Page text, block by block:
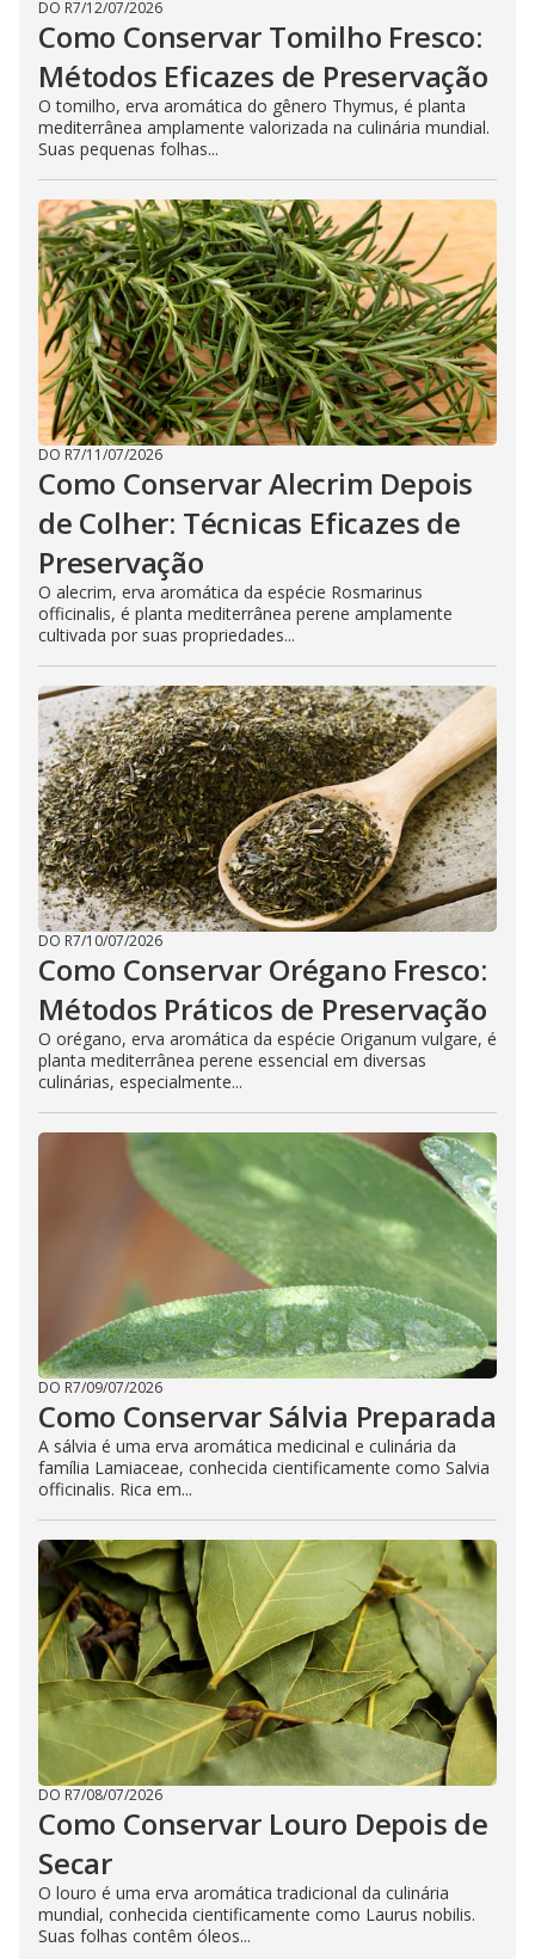
DO R7/12/07/2026
Como Conservar Tomilho Fresco:
Métodos Eficazes de Preservação
O tomilho, erva aromática do gênero Thymus, é planta
mediterrânea amplamente valorizada na culinária mundial.
Suas pequenas folhas...
DO R7/11/07/2026
Como Conservar Alecrim Depois
de Colher: Técnicas Eficazes de
Preservação
O alecrim, erva aromática da espécie Rosmarinus
officinalis, é planta mediterrânea perene amplamente
cultivada por suas propriedades...
DO R7/10/07/2026
Como Conservar Orégano Fresco:
Métodos Práticos de Preservação
O orégano, erva aromática da espécie Origanum vulgare, é
planta mediterrânea perene essencial em diversas
culinárias, especialmente...
DO R7/09/07/2026
Como Conservar Sálvia Preparada
A sálvia é uma erva aromática medicinal e culinária da
família Lamiaceae, conhecida cientificamente como Salvia
officinalis. Rica em...
DO R7/08/07/2026
Como Conservar Louro Depois de
Secar
O louro é uma erva aromática tradicional da culinária
mundial, conhecida cientificamente como Laurus nobilis.
Suas folhas contêm óleos...